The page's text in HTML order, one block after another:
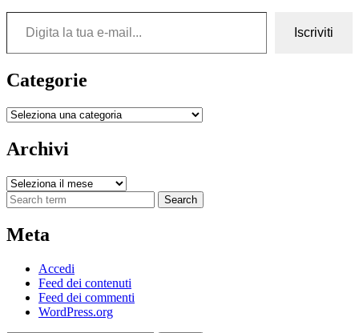
Digita la tua e-mail...
Iscriviti
Categorie
Categorie
Archivi
Archivi
Search
Meta
Accedi
Feed dei contenuti
Feed dei commenti
WordPress.org